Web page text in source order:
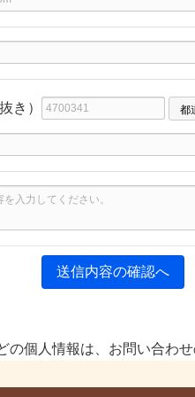
き）
都
県
個人情報は、お問い合わ